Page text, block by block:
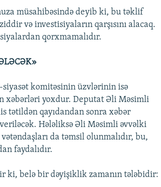
müsahibəsində deyib ki, bu təklif
və investisiyaların qarşısını alacaq.
qorxmamalıdır.
komitəsinin üzvlərinin isə
xəbərləri yoxdur. Deputat Əli Məsimli
tətildən qayıdandan sonra xəbər
Hələliksə Əli Məsimli əvvəlki
da təmsil olunmalıdır, bu,
faydalıdır.
ki, belə bir dəyişiklik zamanın tələbidir: